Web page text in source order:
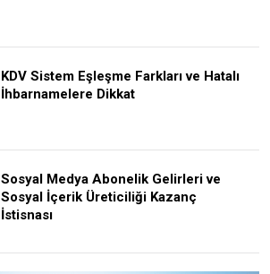
KDV Sistem Eşleşme Farkları ve Hatalı
İhbarnamelere Dikkat
Sosyal Medya Abonelik Gelirleri ve
Sosyal İçerik Üreticiliği Kazanç
İstisnası